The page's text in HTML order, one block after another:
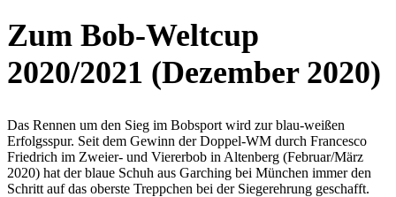
Zum Bob-Weltcup
2020/2021 (Dezember 2020)
Das Rennen um den Sieg im Bobsport wird zur blau-weißen
Erfolgsspur. Seit dem Gewinn der Doppel-WM durch Francesco
Friedrich im Zweier- und Viererbob in Altenberg (Februar/März
2020) hat der blaue Schuh aus Garching bei München immer den
Schritt auf das oberste Treppchen bei der Siegerehrung geschafft.